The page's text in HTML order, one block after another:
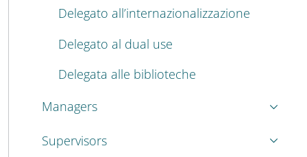
Delegato all’internazionalizzazione
Delegato al dual use
Delegata alle biblioteche
Managers
Supervisors